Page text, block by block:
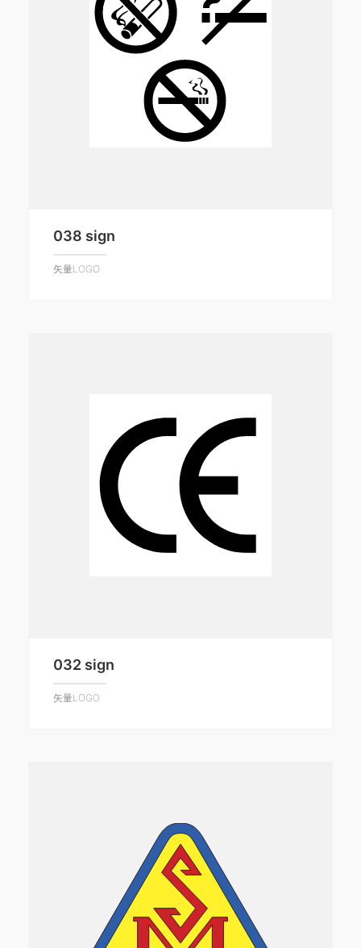
038 sign
矢量LOGO
032 sign
矢量LOGO